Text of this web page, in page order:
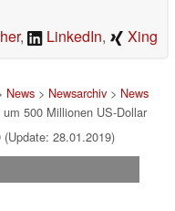
, LinkedIn, Xing
News> Newsarchiv> News
500 Millionen US-Dollar
28.01.2019)